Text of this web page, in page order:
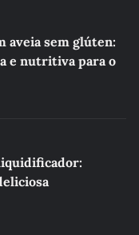
aveia sem glúten:
e nutritiva para o